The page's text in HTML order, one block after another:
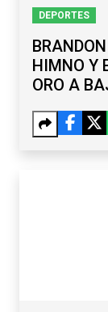
DEPORTES
HIMNO Y
ORO A